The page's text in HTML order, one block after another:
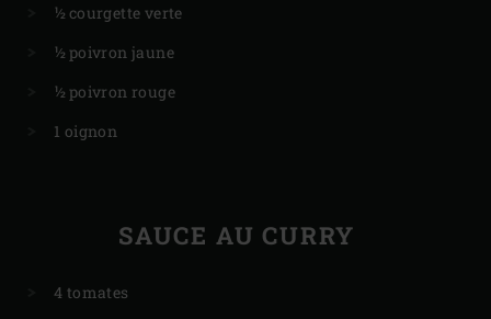
½ courgette verte
½ poivron jaune
½ poivron rouge
1 oignon
SAUCE AU CURRY
4 tomates